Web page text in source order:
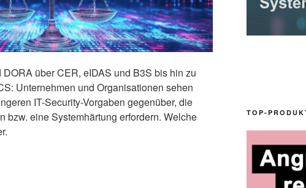
über CER, eIDAS und B3S bis hin zu
Unternehmen und Organisationen sehen
IT-Security-Vorgaben gegenüber, die
bzw. eine Systemhärtung erfordern. Welche
TOP-